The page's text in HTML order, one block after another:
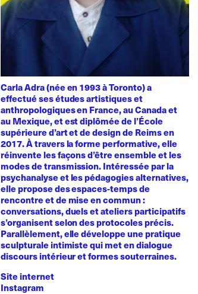
Carla Adra (née en 1993 à Toronto) a
effectué ses études artistiques et
anthropologiques en France, au Canada et
au Mexique, et est diplômée de l’École
supérieure d’art et de design de Reims en
2017. À travers la forme performative, elle
réinvente les façons d’être ensemble et les
modes de transmission. Intéressée par la
psychanalyse et les pédagogies alternatives,
elle propose des espaces-temps de
rencontre et de mise en commun :
conversations, duels et ateliers participatifs
s’organisent selon des protocoles précis.
Parallèlement, elle développe une pratique
sculpturale intimiste qui met en dialogue
discours intérieur et formes souterraines.
Site internet
Instagram